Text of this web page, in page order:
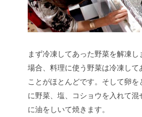
まず冷凍してあった野菜を解凍し
場合、料理に使う野菜は冷凍して
ことがほとんどです。そして卵を
に野菜、塩、コショウを入れて混
に油をしいて焼きます。